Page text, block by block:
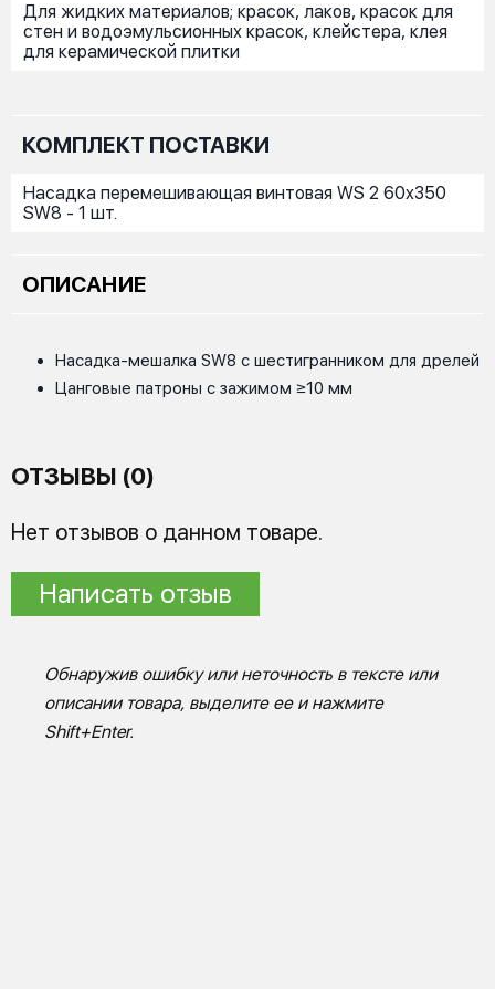
Для жидких материалов; красок, лаков, красок для
стен и водоэмульсионных красок, клейстера, клея
для керамической плитки
КОМПЛЕКТ ПОСТАВКИ
Насадка перемешивающая винтовая WS 2 60x350
SW8 - 1 шт.
ОПИСАНИЕ
Насадка-мешалка SW8 с шестигранником для дрелей
Цанговые патроны с зажимом ≥10 мм
ОТЗЫВЫ (0)
Нет отзывов о данном товаре.
Написать отзыв
Обнаружив ошибку или неточность в тексте или
описании товара, выделите ее и нажмите
Shift+Enter.